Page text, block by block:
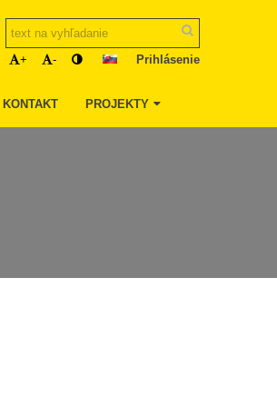
+ - Prihlásenie
KONTAKT PROJEKTY